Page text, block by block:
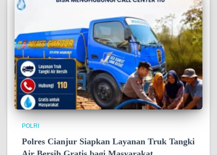
POLRI
Polres Cianjur Siapkan Layanan Truk Tangki